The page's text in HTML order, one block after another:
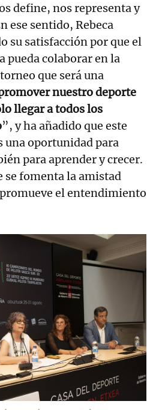
define, nos representa y
ese sentido, Rebeca
su satisfacción por que el
pueda colaborar en la
que será una
nuestro deporte
llegar a todos los
”, y ha añadido que este
una oportunidad para
para aprender y crecer.
se fomenta la amistad
el entendimiento